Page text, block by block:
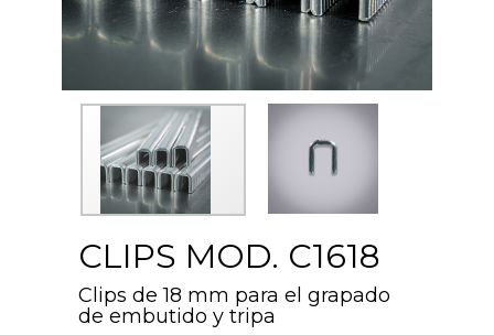
CLIPS MOD. C1618
Clips de 18 mm para el grapado
de embutido y tripa